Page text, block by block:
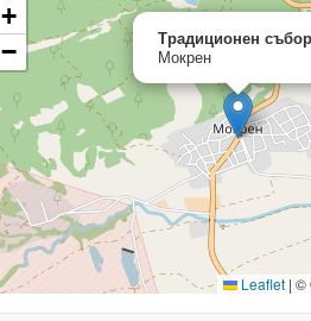
Традиционен събор
Мокрен
+
−
Leaflet | ©